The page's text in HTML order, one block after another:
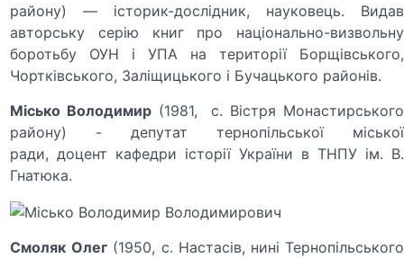
району) — історик-дослідник, науковець. Видав
авторську серію книг про національно-визвольну
боротьбу ОУН і УПА на території Борщівського,
Чортківського, Заліщицького і Бучацького районів.
Місько Володимир (1981, с. Вістря Монастирського
району) - депутат тернопільської міської
ради, доцент кафедри історії України в ТНПУ ім. В.
Гнатюка.
Смоляк Олег (1950, с. Настасів, нині Тернопільського